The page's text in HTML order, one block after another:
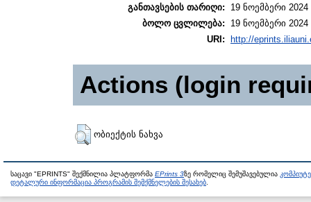
განთავსების თარიღი:
19 ნოემბერი 2024
ბოლო ცვლილება:
19 ნოემბერი 2024
URI:
http://
Actions (login
ობიექტის ნახვა
საცავი "EPRINTS" შექმნილია პლატფორმა EPrints 3ზე რომელიც შემუშავებულია
დეტალური ინფორმაცია პროგრამის შემქმნელების შესახებ.